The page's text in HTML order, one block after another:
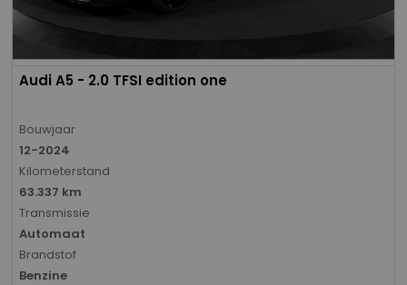
Audi A5 - 2.0 TFSI edition one
Bouwjaar
12-2024
Kilometerstand
63.337 km
Transmissie
Automaat
Brandstof
Benzine